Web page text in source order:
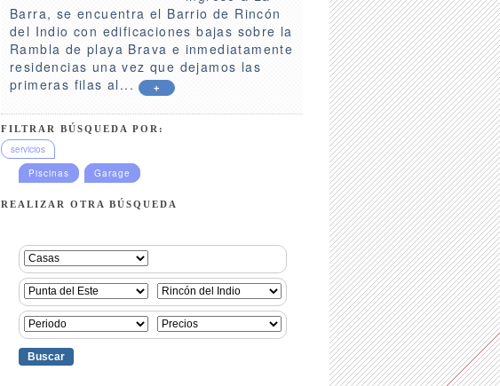
Barra, se encuentra el Barrio de Rincón
del Indio con edificaciones bajas sobre la
Rambla de playa Brava e inmediatamente
residencias una vez que dejamos las
primeras filas al...
+
FILTRAR BÚSQUEDA POR:
servicios
Piscinas
Garage
REALIZAR OTRA BÚSQUEDA